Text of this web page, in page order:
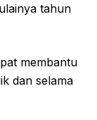
tahun
membantu
dan selama